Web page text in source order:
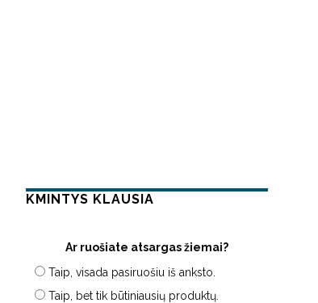
KMINTYS KLAUSIA
Ar ruošiate atsargas žiemai?
Taip, visada pasiruošiu iš anksto.
Taip, bet tik būtiniausių produktų.